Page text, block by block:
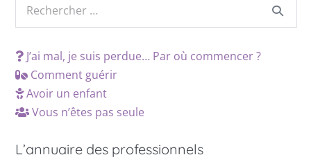
J’ai mal, je suis perdue… Par où commencer ?
Comment guérir
Avoir un enfant
Vous n’êtes pas seule
L’annuaire des professionnels